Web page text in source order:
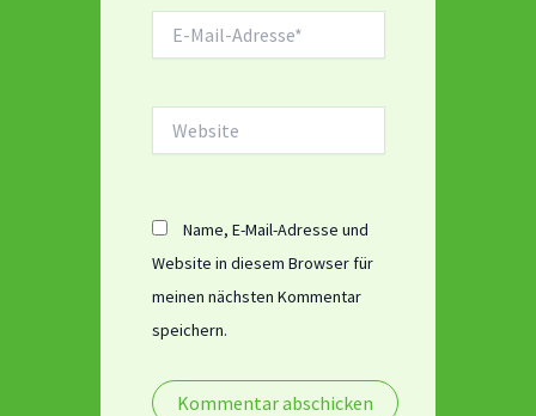
Mail-
Name, E-Mail-Adresse und
Website in diesem Browser für
meinen nächsten Kommentar
speichern.